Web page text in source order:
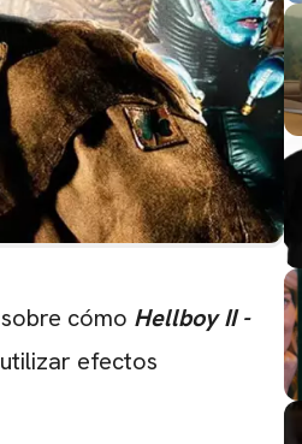
cómo Hellboy II -
efectos